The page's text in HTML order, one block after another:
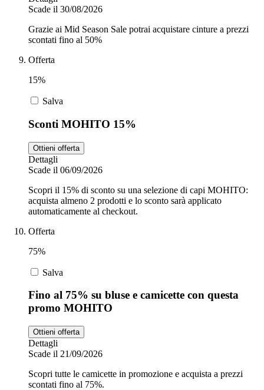
Scade il 30/08/2026
Grazie ai Mid Season Sale potrai acquistare cinture a prezzi
scontati fino al 50%
Offerta
15%
Salva
Sconti MOHITO 15%
Ottieni offerta
Dettagli
Scade il 06/09/2026
Scopri il 15% di sconto su una selezione di capi MOHITO:
acquista almeno 2 prodotti e lo sconto sarà applicato
automaticamente al checkout.
Offerta
75%
Salva
Fino al 75% su bluse e camicette con questa
promo MOHITO
Ottieni offerta
Dettagli
Scade il 21/09/2026
Scopri tutte le camicette in promozione e acquista a prezzi
scontati fino al 75%.